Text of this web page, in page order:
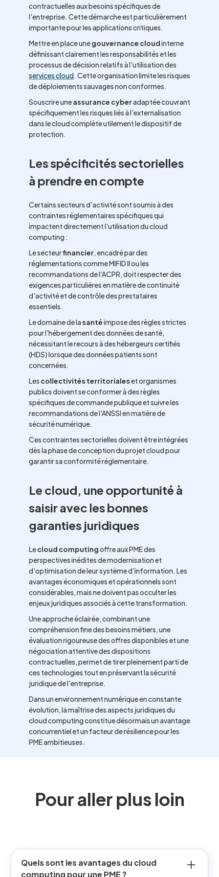
contractuelles aux besoins spécifiques de
l'entreprise. Cette démarche est particulièrement
importante pour les applications critiques.
Mettre en place unegouvernance cloudinterne
définissant clairement les responsabilités et les
processus de décision relatifs à l'utilisation des
services cloud. Cette organisation limite les risques
de déploiements sauvages non conformes.
Souscrire uneassurance cyberadaptée couvrant
spécifiquement les risques liés à l'externalisation
dans le cloud complète utilement le dispositif de
protection.
Les spécificités sectorielles
à prendre en compte
Certains secteurs d'activité sont soumis à des
contraintes réglementaires spécifiques qui
impactent directement l'utilisation du cloud
computing :
Le secteurfinancier, encadré par des
réglementations comme MIFID II ou les
recommandations de l'ACPR, doit respecter des
exigences particulières en matière de continuité
d'activité et de contrôle des prestataires
essentiels.
Le domaine de lasantéimpose des règles strictes
pour l'hébergement des données de santé,
nécessitant le recours à des hébergeurs certifiés
(HDS) lorsque des données patients sont
concernées.
Les collectivités territorialeset organismes
publics doivent se conformer à des règles
spécifiques de commande publique et suivre les
recommandations de l'ANSSI en matière de
sécurité numérique.
Ces contraintes sectorielles doivent être intégrées
dès la phase de conception du projet cloud pour
garantir sa conformité réglementaire.
Le cloud, une opportunité à
saisir avec les bonnes
garanties juridiques
Lecloud computingoffre aux PME des
perspectives inédites de modernisation et
d'optimisation de leur système d'information. Les
avantages économiques et opérationnels sont
considérables, mais ne doivent pas occulter les
enjeux juridiques associés à cette transformation.
Une approche éclairée, combinant une
compréhension fine des besoins métiers, une
évaluation rigoureuse des offres disponibles et une
négociation attentive des dispositions
contractuelles, permet de tirer pleinement parti de
ces technologies tout en préservant la sécurité
juridique de l'entreprise.
Dans un environnement numérique en constante
évolution, la maîtrise des aspects juridiques du
cloud computing constitue désormais un avantage
concurrentiel et un facteur de résilience pour les
PME ambitieuses.
Pour aller plus loin
Quels sont les avantages du cloud
computing pour une PME ?